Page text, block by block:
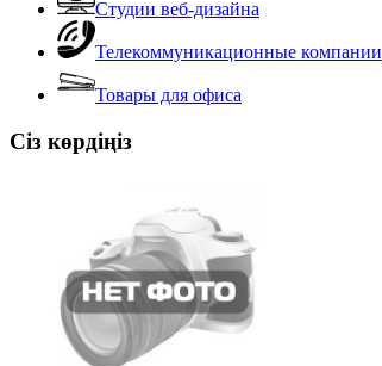
Студии веб-дизайна
Телекоммуникационные компании
Товары для офиса
Сіз көрдіңіз